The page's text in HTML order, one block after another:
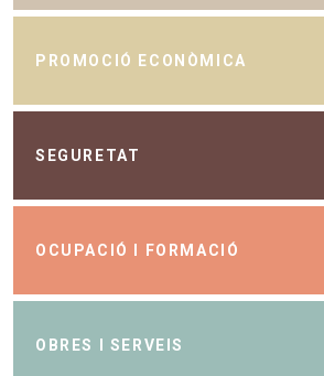
PROMOCIÓ ECONÒMICA
SEGURETAT
OCUPACIÓ I FORMACIÓ
OBRES I SERVEIS